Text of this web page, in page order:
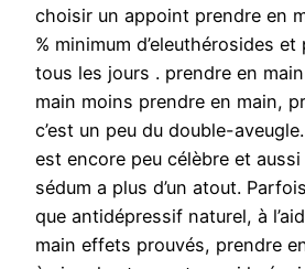
choisir un appoint prendre en
% minimum d’eleuthérosides
tous les jours . prendre en
main moins prendre en main,
c’est un peu du double-
est encore peu célèbre et
sédum a plus d’un atout.
que antidépressif naturel, à
main effets prouvés, prendre